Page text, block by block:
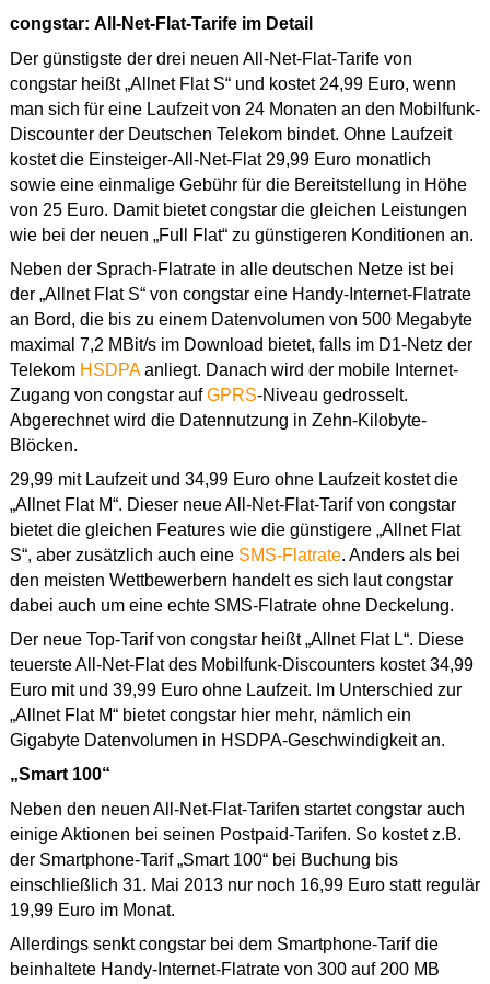
congstar: All-Net-Flat-Tarife im Detail
Der günstigste der drei neuen All-Net-Flat-Tarife von
congstar heißt „Allnet Flat S“ und kostet 24,99 Euro, wenn
man sich für eine Laufzeit von 24 Monaten an den Mobilfunk-
Discounter der Deutschen Telekom bindet. Ohne Laufzeit
kostet die Einsteiger-All-Net-Flat 29,99 Euro monatlich
sowie eine einmalige Gebühr für die Bereitstellung in Höhe
von 25 Euro. Damit bietet congstar die gleichen Leistungen
wie bei der neuen „Full Flat“ zu günstigeren Konditionen an.
Neben der Sprach-Flatrate in alle deutschen Netze ist bei
der „Allnet Flat S“ von congstar eine Handy-Internet-Flatrate
an Bord, die bis zu einem Datenvolumen von 500 Megabyte
maximal 7,2 MBit/s im Download bietet, falls im D1-Netz der
Telekom HSDPAanliegt. Danach wird der mobile Internet-
Zugang von congstar aufGPRS-Niveau gedrosselt.
Abgerechnet wird die Datennutzung in Zehn-Kilobyte-
Blöcken.
29,99 mit Laufzeit und 34,99 Euro ohne Laufzeit kostet die
„Allnet Flat M“. Dieser neue All-Net-Flat-Tarif von congstar
bietet die gleichen Features wie die günstigere „Allnet Flat
S“, aber zusätzlich auch eine SMS-Flatrate. Anders als bei
den meisten Wettbewerbern handelt es sich laut congstar
dabei auch um eine echte SMS-Flatrate ohne Deckelung.
Der neue Top-Tarif von congstar heißt „Allnet Flat L“. Diese
teuerste All-Net-Flat des Mobilfunk-Discounters kostet 34,99
Euro mit und 39,99 Euro ohne Laufzeit. Im Unterschied zur
„Allnet Flat M“ bietet congstar hier mehr, nämlich ein
Gigabyte Datenvolumen in HSDPA-Geschwindigkeit an.
„Smart 100“
Neben den neuen All-Net-Flat-Tarifen startet congstar auch
einige Aktionen bei seinen Postpaid-Tarifen. So kostet z.B.
der Smartphone-Tarif „Smart 100“ bei Buchung bis
einschließlich 31. Mai 2013 nur noch 16,99 Euro statt regulär
19,99 Euro im Monat.
Allerdings senkt congstar bei dem Smartphone-Tarif die
beinhaltete Handy-Internet-Flatrate von 300 auf 200 MB